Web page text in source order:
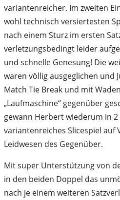
variantenreicher. Im zweiten
wohl technisch versiertesten
nach einem Sturz im ersten
verletzungsbedingt leider
und schnelle Genesung! Die
waren völlig ausgeglichen und
Match Tie Break und mit
„Laufmaschine“ gegenüber
gewann Herbert wiederum in 2
variantenreiches Slicespiel auf
Leidwesen des Gegenüber.
Mit super Unterstützung von
in den beiden Doppel das
nach je einem weiteren